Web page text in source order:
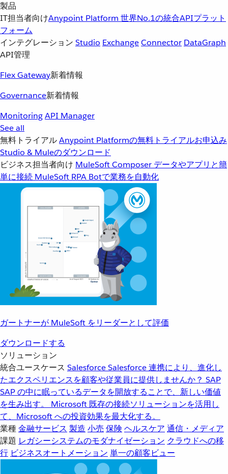
製品
IT担当者向けAnypoint Platform 世界No.1の統合APIプラット
フォーム
インテグレーション Studio ExchangeConnector DataGraph
API管理
Flex Gateway新着情報
Governance新着情報
MonitoringAPI Manager
See all
無料トライアルAnypoint Platformの無料トライアルお申込み
Studio & Muleのダウンロード
ビジネス担当者向け MuleSoft Composer データやアプリと簡
単に接続 MuleSoft RPA Botで業務を自動化
ガートナーが MuleSoft をリーダーとして評価
ダウンロードする
ソリューション
統合ユースケース SalesforceSalesforce 連携により、進化し
たエクスペリエンスを顧客や従業員に提供しませんか？ SAP
SAP の中に眠っているデータを開放することで、新しい価値
を生み出す。
Microsoft 既存の接続ソリューションを活用し
て、Microsoft への投資効果を最大化する。
業種金融サービス 製造 小売 保険 ヘルスケア 通信・メディア
課題 レガシーシステムのモダナイゼーション クラウドへの移
行 ビジネスオートメーション 単一の顧客ビュー